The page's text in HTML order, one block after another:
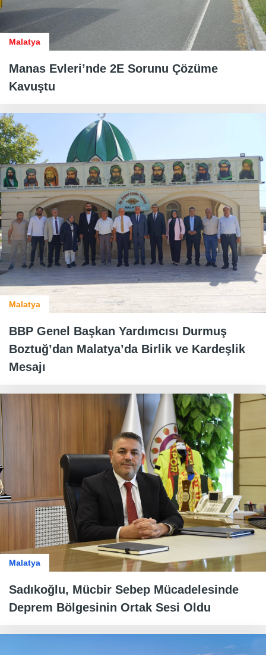
Malatya
Manas Evleri’nde 2E Sorunu Çözüme
Kavuştu
Malatya
BBP Genel Başkan Yardımcısı Durmuş
Boztuğ’dan Malatya’da Birlik ve Kardeşlik
Mesajı
Malatya
Sadıkoğlu, Mücbir Sebep Mücadelesinde
Deprem Bölgesinin Ortak Sesi Oldu